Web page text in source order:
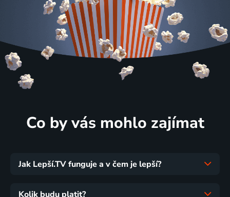
Co by vás mohlo zajímat
Jak Lepší.TV funguje a v čem je lepší?
Kolik budu platit?